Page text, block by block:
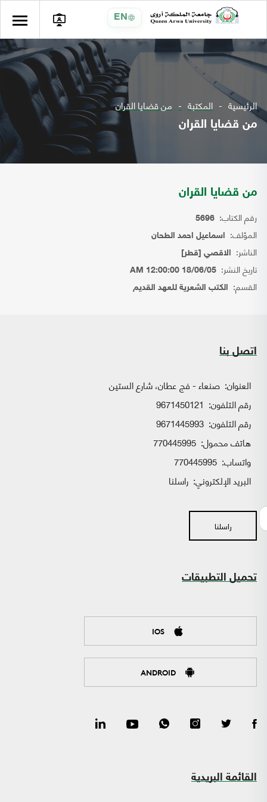
EN
الرئيسية المكتبة من قضايا القران
من قضايا القران
من قضايا القران
رقم الكتاب: 5696
المؤلف: اسماعيل احمد الطحان
الناشر: الاقصي [قطر]
تاريخ النشر: 18/06/05 12:00:00 AM
القسم: الكتب الشعرية للعهد القديم
اتصل بنا
العنوان: صنعاء - فج عطان، شارع الستين
رقم التلفون: 9671450121
رقم التلفون: 9671445993
هاتف محمول: 770445995
واتساب:
البريد الإلكتروني: راسلنا
راسلنا
تحميل التطبيقات
IOS
ANDROID
القائمة البريدية